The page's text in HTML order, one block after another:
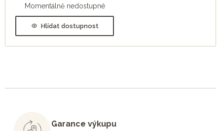
Momentálně nedostupné
Hlídat dostupnost
Garance výkupu